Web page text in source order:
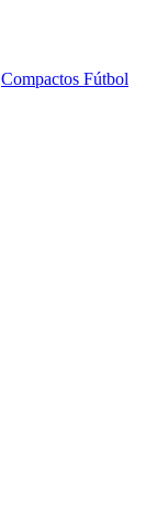
Compactos Fútbol